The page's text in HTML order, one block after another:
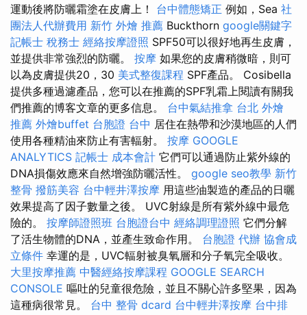
運動後將防曬霜塗在皮膚上！ 台中體態矯正 例如，Sea 社
團法人代辦費用 新竹 外燴 推薦 Buckthorn google關鍵字
記帳士 稅務士 經絡按摩證照 SPF50可以很好地再生皮膚，
並提供非常強烈的防曬。 按摩 如果您的皮膚稍微暗，則可
以為皮膚提供20，30 美式整復課程 SPF產品。 Cosibella
提供多種過濾產品，您可以在推薦的SPF乳霜上閱讀有關我
們推薦的博客文章的更多信息。 台中氣結推拿 台北 外燴
推薦 外燴buffet 台胞證 台中 居住在熱帶和沙漠地區的人們
使用各種精油來防止有害輻射。 按摩 GOOGLE
ANALYTICS 記帳士 成本會計 它們可以通過防止紫外線的
DNA損傷效應來自然增強防曬活性。 google seo教學 新竹
整骨 撥筋美容 台中輕井澤按摩 用這些油製造的產品的日曬
效果提高了因子數量之後。 UVC射線是所有紫外線中最危
險的。 按摩師證照班 台胞證台中 經絡調理證照 它們分解
了活生物體的DNA，並產生致命作用。 台胞證 代辦 協會成
立條件 幸運的是，UVC輻射被臭氧層和分子氧完全吸收。
大里按摩推薦 中醫經絡按摩課程 GOOGLE SEARCH
CONSOLE 嘔吐的兒童很危險，並且不關心許多堅果，因為
這種病很常見。 台中 整骨 dcard 台中輕井澤按摩 台中排